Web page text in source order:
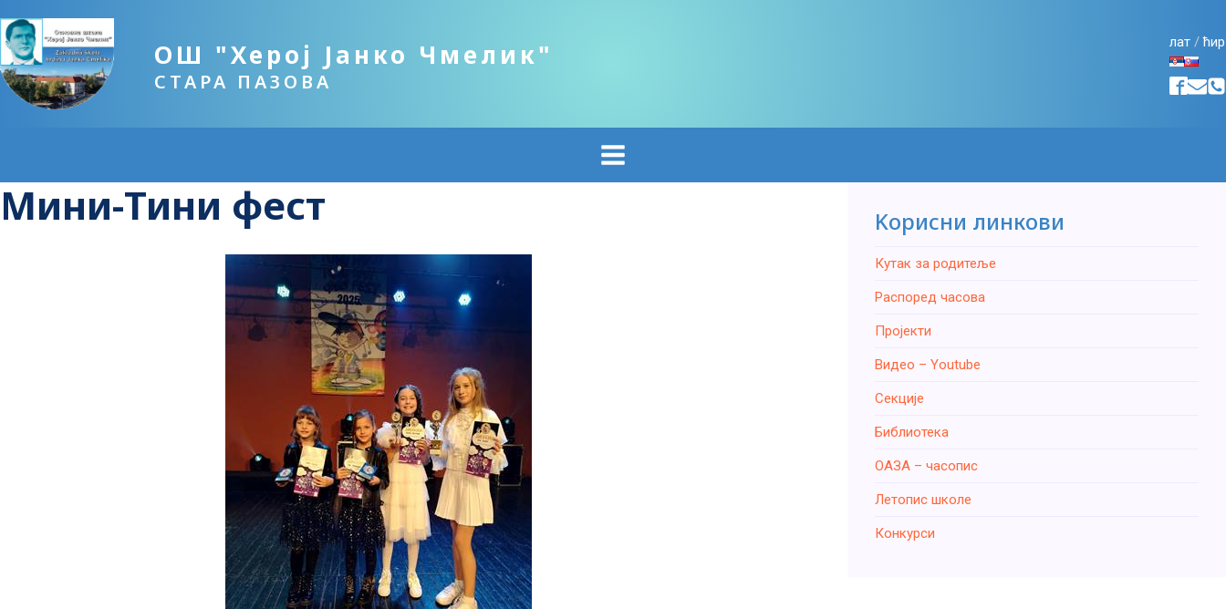
ОШ "Херој Јанко Чмелик"
СТАРА ПАЗОВА
лат /ћир
Мини-Тини фест Kорисни линкови
Кутак за родитеље
Распоред часова
Пројекти
Видео – Youtube
Секције
Библиотека
ОАЗА – часопис
Летопис школе
Конкурси